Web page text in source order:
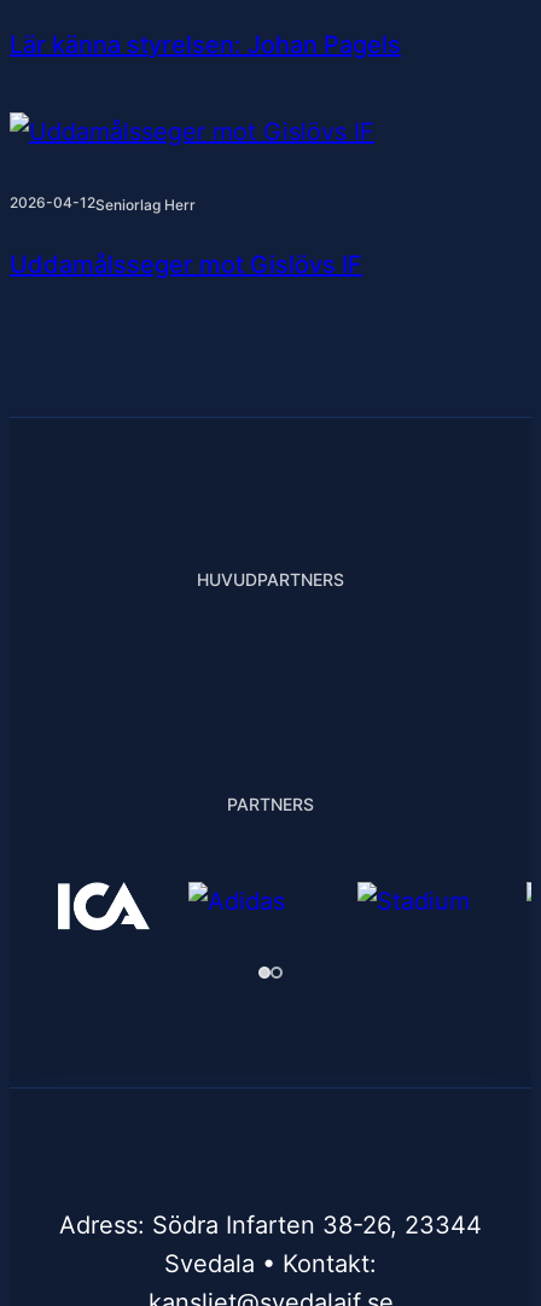
Lär känna styrelsen: Johan Pagels
2026-04-12Seniorlag Herr
Uddamålsseger mot Gislövs IF
HUVUDPARTNERS
PARTNERS
Adress: Södra Infarten 38-26, 23344
Svedala • Kontakt: